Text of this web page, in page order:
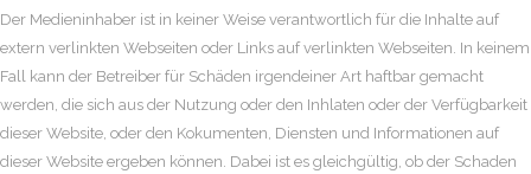
Der Medieninhaber ist in keiner Weise verantwortlich für die Inhalte auf
extern verlinkten Webseiten oder Links auf verlinkten Webseiten. In keinem
Fall kann der Betreiber für Schäden irgendeiner Art haftbar gemacht
werden, die sich aus der Nutzung oder den Inhlaten oder der Verfügbarkeit
dieser Website, oder den Kokumenten, Diensten und Informationen auf
dieser Website ergeben können. Dabei ist es gleichgültig, ob der Schaden